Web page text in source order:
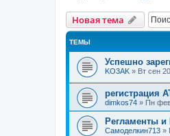
Новая тема
ТЕМЫ
Успешно
KO3AK » Вт сен
регистрация
dimkos74 » Пн
Регламенты
Самоделкин713 »